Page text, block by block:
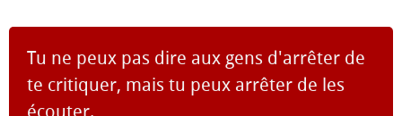
Tu ne peux pas dire aux gens d'arrêter de
te critiquer, mais tu peux arrêter de les
écouter.